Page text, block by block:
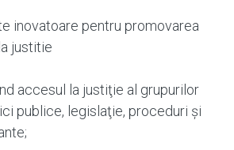
inovatoare pentru promovarea
justitie
accesul la justiţie al grupurilor
publice, legislaţie, proceduri şi